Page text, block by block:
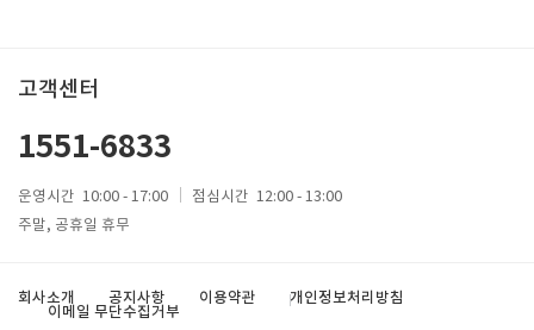
고객센터
1551-6833
운영시간 10:00 - 17:00 점심시간 12:00 - 13:00
주말, 공휴일 휴무
회사소개 공지사항 이용약관
개인정보처리방침
이메일 무단수집거부